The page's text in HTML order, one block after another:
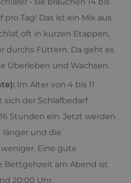
- sie brauchen 14 bis
pro Tag! Das ist ein Mix aus
oft in kurzen Etappen,
durchs Füttern. Da geht es
Überleben und Wachsen.
Im Alter von 4 bis 11
der Schlafbedarf
Stunden ein. Jetzt werden
länger und die
Eine gute
Bettgehzeit am Abend ist
20:00 Uhr.